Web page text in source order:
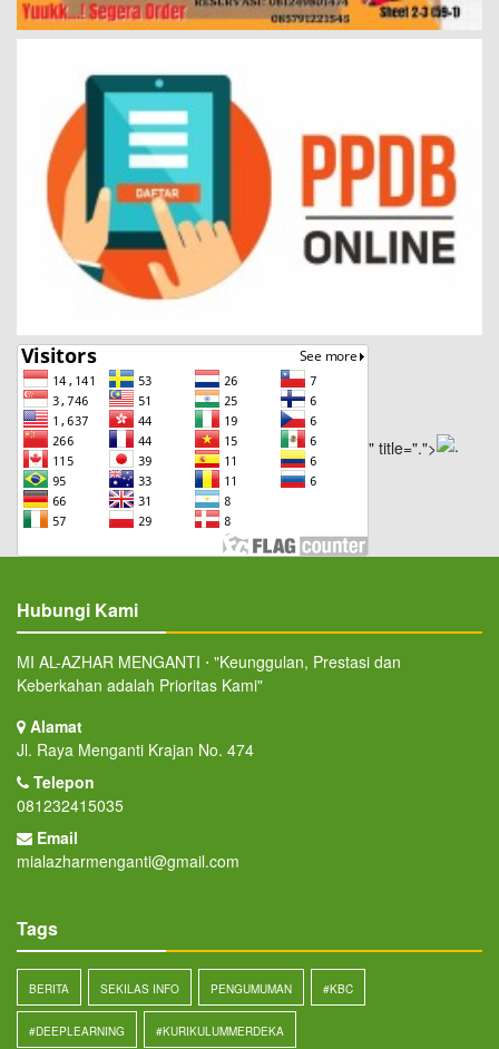
" title=".">
Hubungi Kami
MI AL-AZHAR MENGANTI ⋅ "Keunggulan, Prestasi dan
Keberkahan adalah Prioritas Kami"
Alamat
Jl. Raya Menganti Krajan No. 474
Telepon
081232415035
Email
mialazharmenganti@gmail.com
Tags
BERITA SEKILAS INFO PENGUMUMAN #KBC
#DEEPLEARNING #KURIKULUMMERDEKA